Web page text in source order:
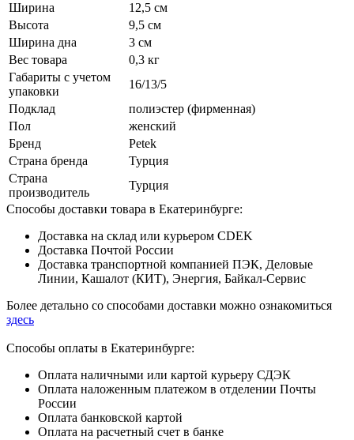
Ширина
12,5 см
Высота
9,5 см
Ширина дна
3 см
Вес товара
0,3 кг
Габариты с учетом
упаковки
16/13/5
Подклад
полиэстер (фирменная)
Пол
женский
Бренд
Petek
Страна бренда
Турция
Страна
производитель
Турция
Способы доставки товара в Екатеринбурге:
Доставка на склад или курьером CDEK
Доставка Почтой России
Доставка транспортной компанией ПЭК, Деловые
Линии, Кашалот (КИТ), Энергия, Байкал-Сервис
Более детально со способами доставки можно ознакомиться
здесь
Способы оплаты в Екатеринбурге:
Оплата наличными или картой курьеру СДЭК
Оплата наложенным платежом в отделении Почты
России
Оплата банковской картой
Оплата на расчетный счет в банке